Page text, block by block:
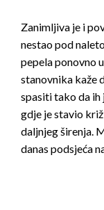
Zanimljiva je i
nestao pod
pepela ponovno
stanovnika kaže
spasiti tako da ih
gdje je stavio
daljnjeg širenja.
danas podsjeća